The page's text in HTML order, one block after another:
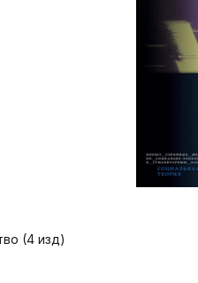
(4 изд)